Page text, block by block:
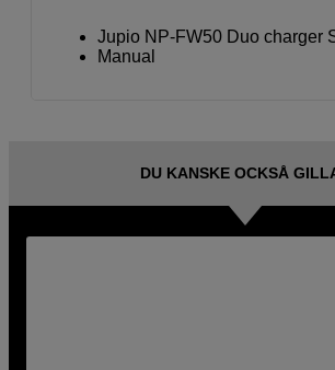
Jupio NP-FW50 Duo charger
Manual
DU KANSKE OCKSÅ